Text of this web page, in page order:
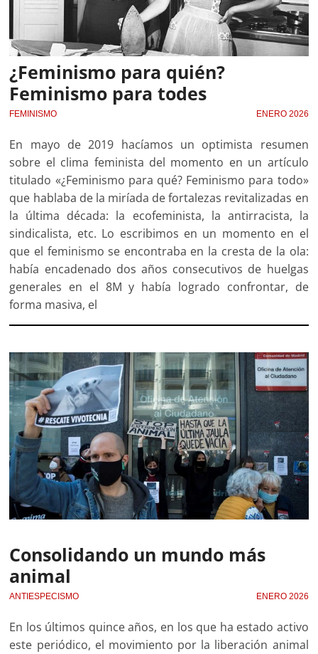
¿Feminismo para quién?
Feminismo para todes
FEMINISMO ENERO 2026
En mayo de 2019 hacíamos un optimista resumen
sobre el clima feminista del momento en un artículo
titulado «¿Feminismo para qué? Feminismo para todo»
que hablaba de la miríada de fortalezas revitalizadas en
la última década: la ecofeminista, la antirracista, la
sindicalista, etc. Lo escribimos en un momento en el
que el feminismo se encontraba en la cresta de la ola:
había encadenado dos años consecutivos de huelgas
generales en el 8M y había logrado confrontar, de
forma masiva, el
Consolidando un mundo más
animal
ANTIESPECISMO ENERO 2026
En los últimos quince años, en los que ha estado activo
este periódico, el movimiento por la liberación animal